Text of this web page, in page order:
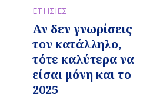
ΕΤΗΣΙΕΣ
Αν δεν γνωρίσεις
τον κατάλληλο,
τότε καλύτερα να
είσαι μόνη και το
2025